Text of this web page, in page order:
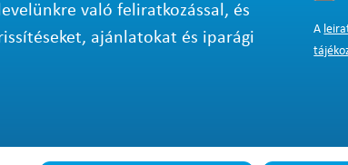
való feliratkozással, és
ajánlatokat és iparági
A